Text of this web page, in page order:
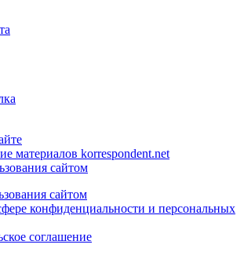
материалов korrespondent.net
сайтом
сайтом
конфиденциальности и персональных
соглашение